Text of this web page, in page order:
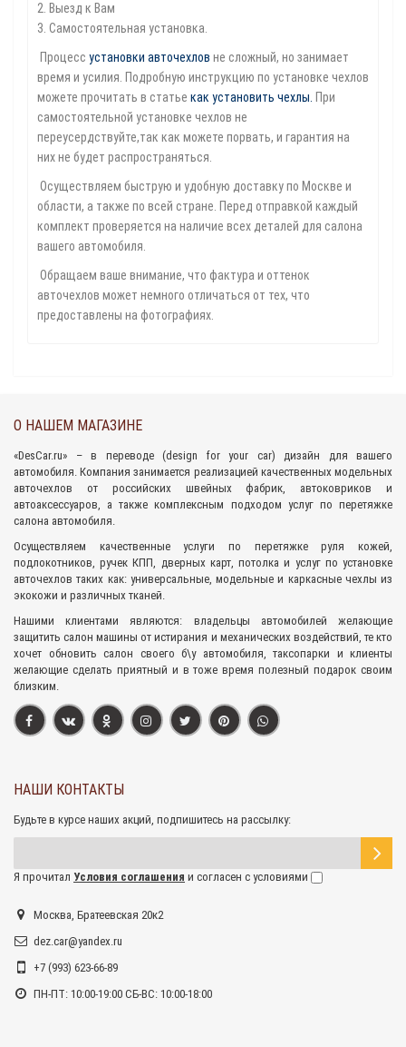
2. Выезд к Вам
3. Самостоятельная установка.
Процесс установки авточехлов не сложный, но занимает
время и усилия. Подробную инструкцию по установке чехлов
можете прочитать в статье как установить чехлы При
самостоятельной установке чехлов не
переусердствуйте,так как можете порвать, и гарантия на
них не будет распространяться.
Осуществляем быструю и удобную доставку по Москве и
области, а также по всей стране. Перед отправкой каждый
комплект проверяется на наличие всех деталей для салона
вашего автомобиля.
Обращаем ваше внимание, что фактура и оттенок
авточехлов может немного отличаться от тех, что
предоставлены на фотографиях.
О НАШЕМ МАГАЗИНЕ
«DesCar.ru» – в переводе (design for your car) дизайн для вашего
автомобиля. Компания занимается реализацией качественных модельных
авточехлов от российских швейных фабрик, автоковриков и
автоаксессуаров, а также комплексным подходом услуг по перетяжке
салона автомобиля.
Осуществляем качественные услуги по перетяжке руля кожей,
подлокотников, ручек КПП, дверных карт, потолка и услуг по установке
авточехлов таких как: универсальные, модельные и каркасные чехлы из
экокожи и различных тканей.
Нашими клиентами являются: владельцы автомобилей желающие
защитить салон машины от истирания и механических воздействий, те кто
хочет обновить салон своего б\у автомобиля, таксопарки и клиенты
желающие сделать приятный и в тоже время полезный подарок своим
близким.
НАШИ КОНТАКТЫ
Будьте в курсе наших акций, подпишитесь на рассылку:
Я прочитал Условия соглашения и согласен с условиями
Москва, Братеевская 20к2
dez.car@yandex.ru
+7 (993) 623-66-89
ПН-ПТ: 10:00-19:00 СБ-ВС: 10:00-18:00